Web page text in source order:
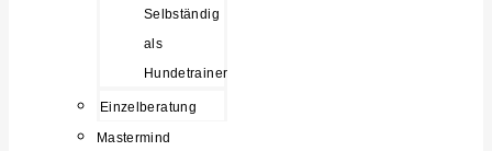
Selbständig
als
Hundetrainer
Einzelberatung
Mastermind